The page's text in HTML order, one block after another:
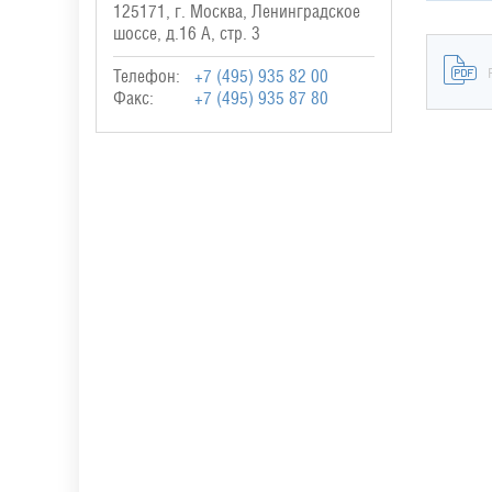
125171, г. Москва, Ленинградское
шоссе, д.16 А, стр. 3
Телефон:
+7 (495) 935 82 00
Факс:
+7 (495) 935 87 80